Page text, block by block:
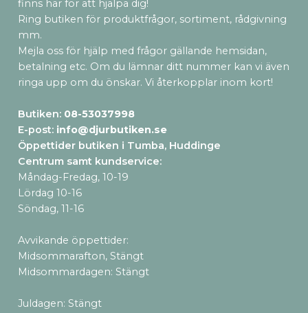
finns här för att hjälpa dig!
Ring butiken för produktfrågor, sortiment, rådgivning
mm.
Mejla oss för hjälp med frågor gällande hemsidan,
betalning etc. Om du lämnar ditt nummer kan vi även
ringa upp om du önskar. Vi återkopplar inom kort!
Butiken: 08-53037998
E-post: info@djurbutiken.se
Öppettider butiken i Tumba, Huddinge
Centrum samt kundservice:
Måndag-Fredag, 10-19
Lördag 10-16
Söndag, 11-16
Avvikande öppettider:
Midsommarafton, Stängt
Midsommardagen: Stängt
Juldagen: Stängt